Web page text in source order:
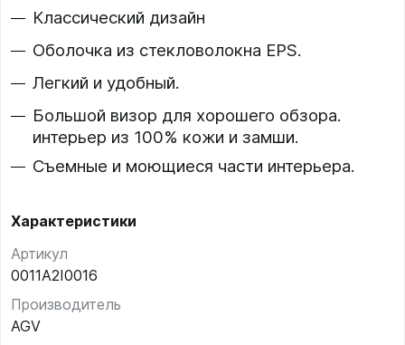
Классический дизайн
Оболочка из стекловолокна EPS.
Легкий и удобный.
Большой визор для хорошего обзора.
интерьер из 100% кожи и замши.
Съемные и моющиеся части интерьера.
Характеристики
Артикул
0011A2I0016
Производитель
AGV